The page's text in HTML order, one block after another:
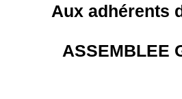
Aux adhérents
ASSEMBLEE